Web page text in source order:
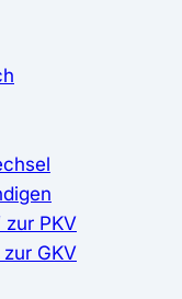
zur PKV
GKV